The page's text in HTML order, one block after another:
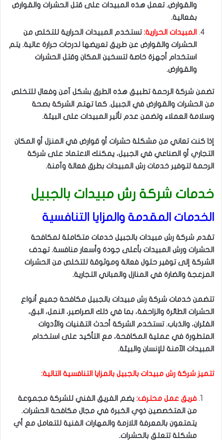
والقوارض. تعمل هذه المبيدات على قتل الحشرات والقوارض
بفعالية.
المبيدات الحرارية:تستخدم المبيدات الحرارية للتخلص من
الحشرات والقوارض عن طريق تعريضها لدرجات حرارة عالية. يتم
استخدام أجهزة خاصة لتسخين المكان وقتل الحشرات
والقوارض.
تضمن شركة الرحمة تطبيق هذه الطرق بشكل آمن وفعال للتخلص
من الحشرات والقوارض في الجبيل. كما تهتم الشركة بصحة
وسلامة العملاء وتضمن عدم تأثير المبيدات على البيئة.
إذا كنت تعاني من مشكلة حشرات أو قوارض في المنزل أو المكان
التجاري أو الصناعي في الجبيل، يمكنك الاعتماد على شركة
الرحمة لتوفير خدمات رش المبيدات بطرق فعالة وآمنة.
خدمات شركة رش مبيدات بالجبيل
الخدمات المقدمة والمزايا التنافسية
تقدم شركة رش مبيدات بالجبيل خدمات متكاملة لمكافحة
الحشرات ورش المبيدات بأعلى جودة وأسعار منافسة. تهدف
الشركة إلى توفير حلول فعالة وموثوقة للتخلص من الحشرات
المزعجة والضارة في المنازل والمباني التجارية.
تتضمن خدمات شركة رش مبيدات بالجبيل مكافحة جميع أنواع
الحشرات الطائرة والزاحفة، بما في ذلك الصراصير، النمل، البق،
الفئران، والذباب. تستخدم الشركة أحدث التقنيات والأدوات
المتطورة في عملية المكافحة، مع التأكيد على استخدام
المبيدات الآمنة للإنسان والبيئة.
تتميز شركة رش مبيدات بالجبيل بالمزايا التنافسية التالية:
فريق عمل محترف: يضم الفريق الفني للشركة مجموعة
من المتخصصين ذوي الخبرة في مجال مكافحة الحشرات.
يتمتعون بالمعرفة اللازمة والمهارات الفنية للتعامل مع أي
مشكلة تتعلق بالحشرات.